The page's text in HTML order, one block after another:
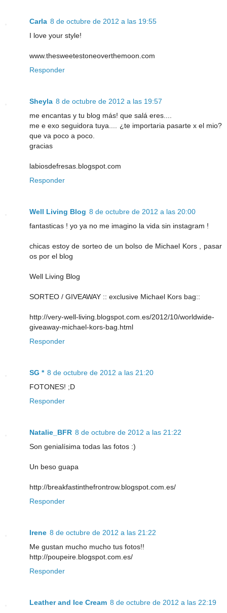
Carla 8 de octubre de 2012 a las 19:55
I love your style!
www.thesweetestoneoverthemoon.com
Responder
Sheyla 8 de octubre de 2012 a las 19:57
me encantas y tu blog más! que salá eres....
me e exo seguidora tuya.... ¿te importaria pasarte x el mio?
que va poco a poco.
gracias
labiosdefresas.blogspot.com
Responder
Well Living Blog 8 de octubre de 2012 a las 20:00
fantasticas ! yo ya no me imagino la vida sin instagram !
chicas estoy de sorteo de un bolso de Michael Kors , pasar
os por el blog
Well Living Blog
SORTEO / GIVEAWAY :: exclusive Michael Kors bag::
http://very-well-living.blogspot.com.es/2012/10/worldwide-
giveaway-michael-kors-bag.html
Responder
SG * 8 de octubre de 2012 a las 21:20
FOTONES! ;D
Responder
Natalie_BFR 8 de octubre de 2012 a las 21:22
Son genialísima todas las fotos :)
Un beso guapa
http://breakfastinthefrontrow.blogspot.com.es/
Responder
Irene 8 de octubre de 2012 a las 21:22
Me gustan mucho mucho tus fotos!!
http://poupeire.blogspot.com.es/
Responder
Leather and Ice Cream 8 de octubre de 2012 a las 22:19